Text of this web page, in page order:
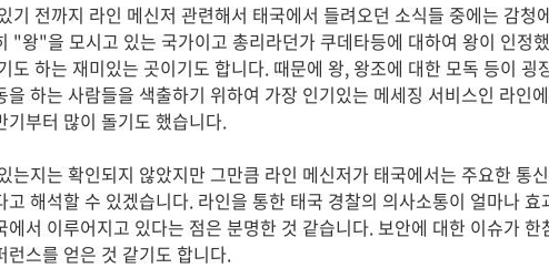
기 전까지 라인 메신저 관련해서 태국에서 들려오던 소식들 중에는 감청
"왕"을 모시고 있는 국가이고 총리라던가 쿠데타등에 대하여 왕이 인정
도 하는 재미있는 곳이기도 합니다. 때문에 왕, 왕조에 대한 모독 등이 굉
을 하는 사람들을 색출하기 위하여 가장 인기있는 메세징 서비스인 라인
기부터 많이 돌기도 했습니다.
는지는 확인되지 않았지만 그만큼 라인 메신저가 태국에서는 주요한 통
해석할 수 있겠습니다. 라인을 통한 태국 경찰의 의사소통이 얼마나 효
에서 이루어지고 있다는 점은 분명한 것 같습니다. 보안에 대한 이슈가 한
런스를 얻은 것 같기도 합니다.